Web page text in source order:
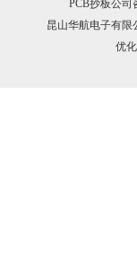
PCB抄板公司
昆山华航电子有
优